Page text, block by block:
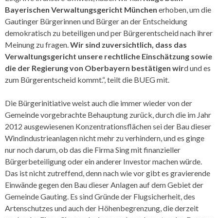
Bayerischen Verwaltungsgericht München erhoben, um die
Gautinger Bürgerinnen und Bürger an der Entscheidung
demokratisch zu beteiligen und per Bürgerentscheid nach ihrer
Meinung zu fragen.Wir sind zuversichtlich, dass das
Verwaltungsgericht unsere rechtliche Einschätzung sowie
die der Regierung von Oberbayern bestätigen wird und es
zum Bürgerentscheid kommt.“, teilt die BUEG mit.
Die Bürgerinitiative weist auch die immer wieder von der
Gemeinde vorgebrachte Behauptung zurück, durch die im Jahr
2012 ausgewiesenen Konzentrationsflächen sei der Bau dieser
Windindustrieanlagen nicht mehr zu verhindern, und es ginge
nur noch darum, ob das die Firma Sing mit finanzieller
Bürgerbeteiligung oder ein anderer Investor machen würde.
Das ist nicht zutreffend, denn nach wie vor gibt es gravierende
Einwände gegen den Bau dieser Anlagen auf dem Gebiet der
Gemeinde Gauting. Es sind Gründe der Flugsicherheit, des
Artenschutzes und auch der Höhenbegrenzung, die derzeit